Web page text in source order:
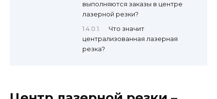
выполняются заказы в центре
лазерной резки?
Что значит
централизованная лазерная
резка?